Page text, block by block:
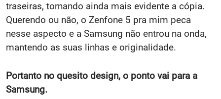
traseiras, tornando ainda mais evidente a cópia.
Querendo ou não, o Zenfone 5 pra mim peca
nesse aspecto e a Samsung não entrou na onda,
mantendo as suas linhas e originalidade.
Portanto no quesito design, o ponto vai para a
Samsung.